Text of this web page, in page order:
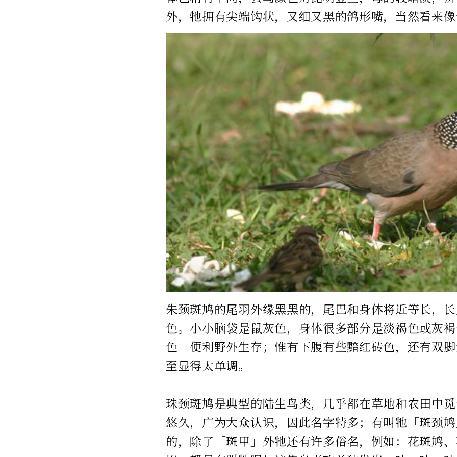
外，牠拥有尖端钩状，又细又黑的鸽形嘴，当然看来
朱颈斑鸠的尾羽外缘黑黑的，尾巴和身体将近等长，
色。小小脑袋是鼠灰色，身体很多部分是淡褐色或灰
色」便利野外生存；惟有下腹有些黯红砖色，还有双
至显得太单调。
珠颈斑鸠是典型的陆生鸟类，几乎都在草地和农田中
悠久，广为大众认识，因此名字特多；有叫牠「斑颈
的，除了「斑甲」外牠还有许多俗名，例如：花斑鸠